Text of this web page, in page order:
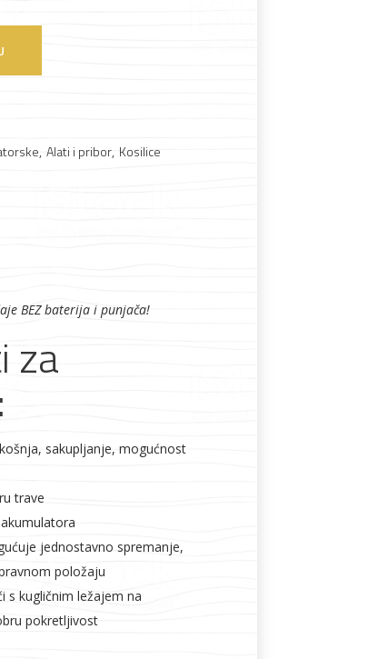
, Alati i pribor, Kosilice
BEZ baterija i punjača!
za
sakupljanje, mogućnost
trave
jednostavno spremanje,
položaju
s kugličnim ležajem na
pokretljivost